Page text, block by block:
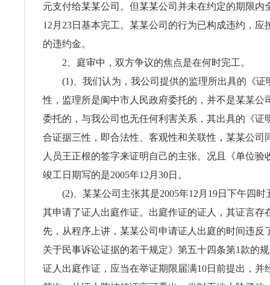
元支付给某某公司。但某某公司并未在约定的期限内
12月23日基本完工。某某公司的行为已构成违约，应
的违约金。
2、庭审中，双方争议的焦点是在何时完工。
(1)、我们认为，我公司提供的监理所出具的《证
性，监理所是阆中市人民政府委托的，并不是某某公
委托的，与我公司也无任何利害关系，其出具的《证
合证据三性，即合法性、客观性和关联性，某某公司
人员王正根的签字来证明自己的主张。况且《单位验
竣工日期写的是2005年12月30日。
(2)、某某公司主张其是2005年12月19日下午四时
其申请了证人出庭作证。出庭作证的证人，其证言存
先，从程序上讲，某某公司申请证人出庭的时间违反
关于民事诉讼证据的若干规定》第五十四条第1款的
证人出庭作证，应当在举证期限届满10日前提出，并